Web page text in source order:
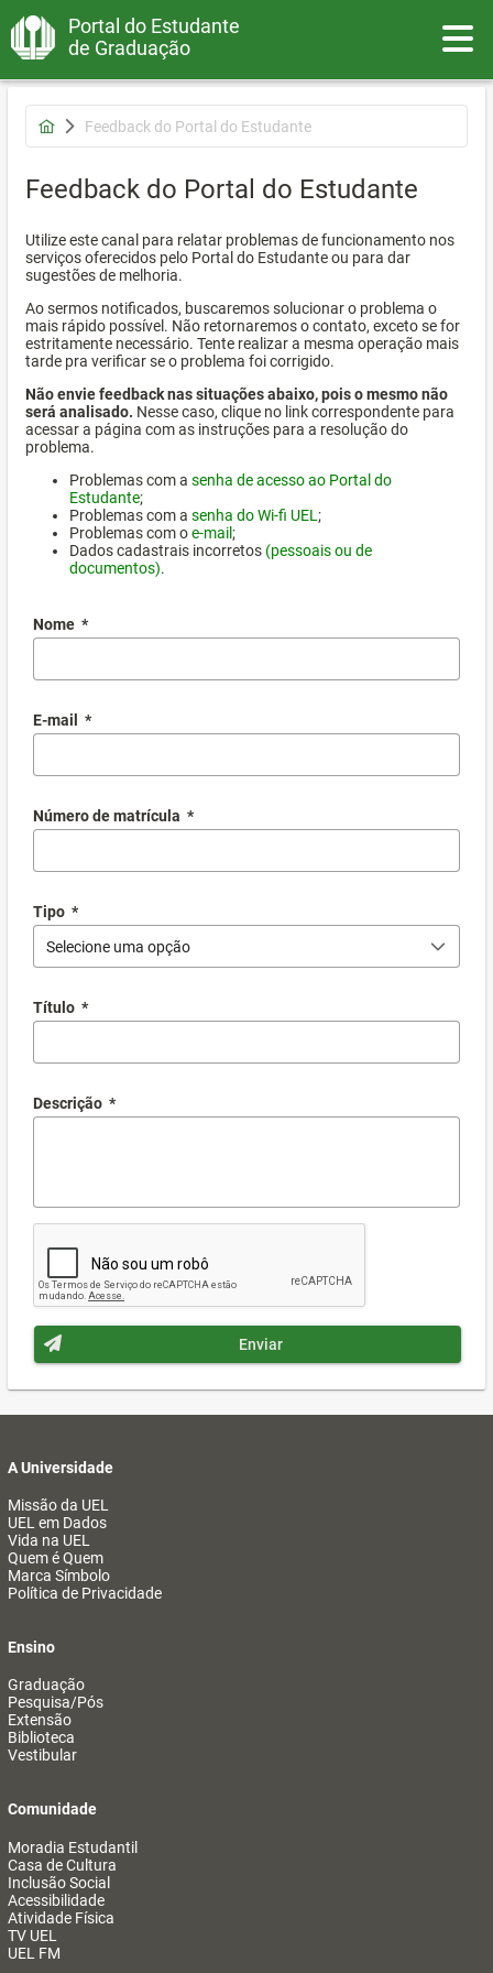
Portal do Estudante
de Graduação
Feedback do Portal do Estudante
Feedback do Portal do Estudante
Utilize este canal para relatar problemas de funcionamento nos
serviços oferecidos pelo Portal do Estudante ou para dar
sugestões de melhoria.
Ao sermos notificados, buscaremos solucionar o problema o
mais rápido possível. Não retornaremos o contato, exceto se for
estritamente necessário. Tente realizar a mesma operação mais
tarde pra verificar se o problema foi corrigido.
Não envie feedback nas situações abaixo, pois o mesmo não
será analisado. Nesse caso, clique no link correspondente para
acessar a página com as instruções para a resolução do
problema.
Problemas com a senha de acesso ao Portal do
Estudante;
Problemas com a senha do Wi-fi UEL ;
Problemas com oe-mail;
Dados cadastrais incorretos (pessoais ou de
documentos).
Nome *
E-mail *
Número de matrícula *
Tipo *
Selecione uma opção
Título *
Descrição *
Enviar
A Universidade
Missão da UEL
UEL em Dados
Vida na UEL
Quem é Quem
Marca Símbolo
Política de Privacidade
Ensino
Graduação
Pesquisa/Pós
Extensão
Biblioteca
Vestibular
Comunidade
Moradia Estudantil
Casa de Cultura
Inclusão Social
Acessibilidade
Atividade Física
TV UEL
UEL FM